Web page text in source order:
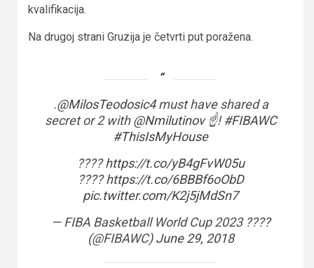
kvalifikacija.
Na drugoj strani Gruzija je četvrti put poražena.
.@MilosTeodosic4must have shared a
secret or 2 with@Nmilutinov☝️!#FIBAWC
#ThisIsMyHouse
????https://t.co/yB4gFvW05u
????https://t.co/6BBBf6oObD
pic.twitter.com/K2j5jMdSn7
— FIBA Basketball World Cup 2023 ????
(@FIBAWC)June 29, 2018